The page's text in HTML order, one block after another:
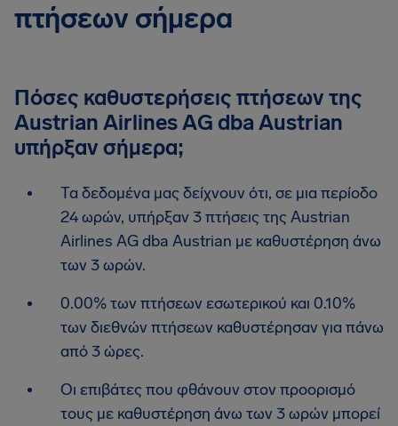
πτήσεων σήμερα
Πόσες καθυστερήσεις πτήσεων της
Austrian Airlines AG dba Austrian
υπήρξαν σήμερα;
Τα δεδομένα μας δείχνουν ότι, σε μια περίοδο
24 ωρών, υπήρξαν 3 πτήσεις της Austrian
Airlines AG dba Austrian με καθυστέρηση άνω
των 3 ωρών.
0.00% των πτήσεων εσωτερικού και 0.10%
των διεθνών πτήσεων καθυστέρησαν για πάνω
από 3 ώρες.
Οι επιβάτες που φθάνουν στον προορισμό
τους με καθυστέρηση άνω των 3 ωρών μπορεί